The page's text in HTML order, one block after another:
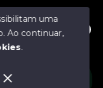
para te ajudar.
- Todos os
uma
Ao continuar,
.